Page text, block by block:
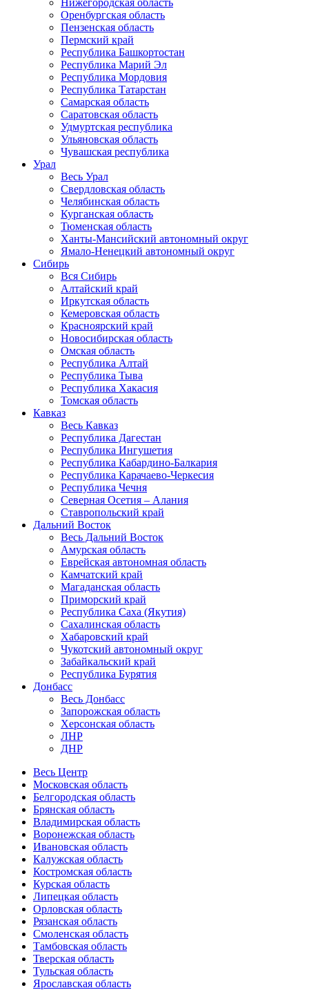
Нижегородская область
Оренбургская область
Пензенская область
Пермский край
Республика Башкортостан
Республика Марий Эл
Республика Мордовия
Республика Татарстан
Самарская область
Саратовская область
Удмуртская республика
Ульяновская область
Чувашская республика
Урал
Весь Урал
Свердловская область
Челябинская область
Курганская область
Тюменская область
Ханты-Мансийский автономный округ
Ямало-Ненецкий автономный округ
Сибирь
Вся Сибирь
Алтайский край
Иркутская область
Кемеровская область
Красноярский край
Новосибирская область
Омская область
Республика Алтай
Республика Тыва
Республика Хакасия
Томская область
Кавказ
Весь Кавказ
Республика Дагестан
Республика Ингушетия
Республика Кабардино-Балкария
Республика Карачаево-Черкесия
Республика Чечня
Северная Осетия – Алания
Ставропольский край
Дальний Восток
Весь Дальний Восток
Амурская область
Еврейская автономная область
Камчатский край
Магаданская область
Приморский край
Республика Саха (Якутия)
Сахалинская область
Хабаровский край
Чукотский автономный округ
Забайкальский край
Республика Бурятия
Донбасс
Весь Донбасс
Запорожская область
Херсонская область
ЛНР
ДНР
Весь Центр
Московская область
Белгородская область
Брянская область
Владимирская область
Воронежская область
Ивановская область
Калужская область
Костромская область
Курская область
Липецкая область
Орловская область
Рязанская область
Смоленская область
Тамбовская область
Тверская область
Тульская область
Ярославская область